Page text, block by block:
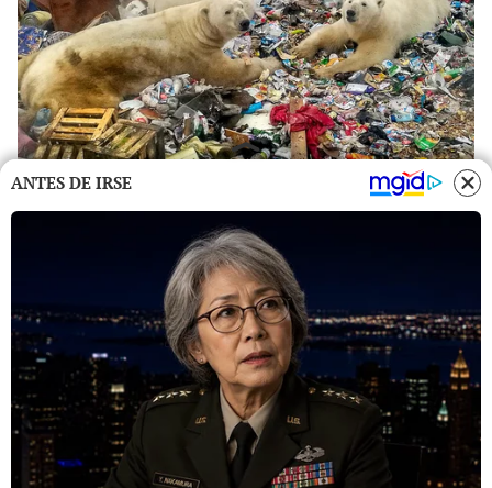
ANTES DE IRSE